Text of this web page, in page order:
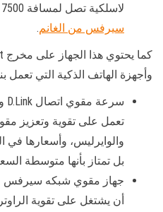
لاسلكية تصل لمسافة 7500 قدم مربع أفضل
سيرفس من الغانم.
وأجهزة الهاتف الذكية التي تعمل
تعمل على تقوية وتعزيز
والوايرليس، وأسعارها في
بل تمتاز بأنها متوسطة
أن يشتغل على تقوية